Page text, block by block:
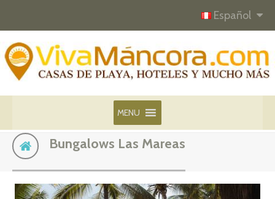
Español
MENU
Bungalows Las Mareas